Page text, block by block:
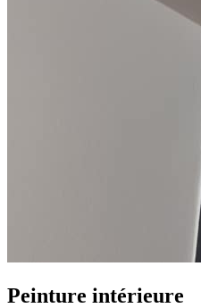
Peinture intérieure